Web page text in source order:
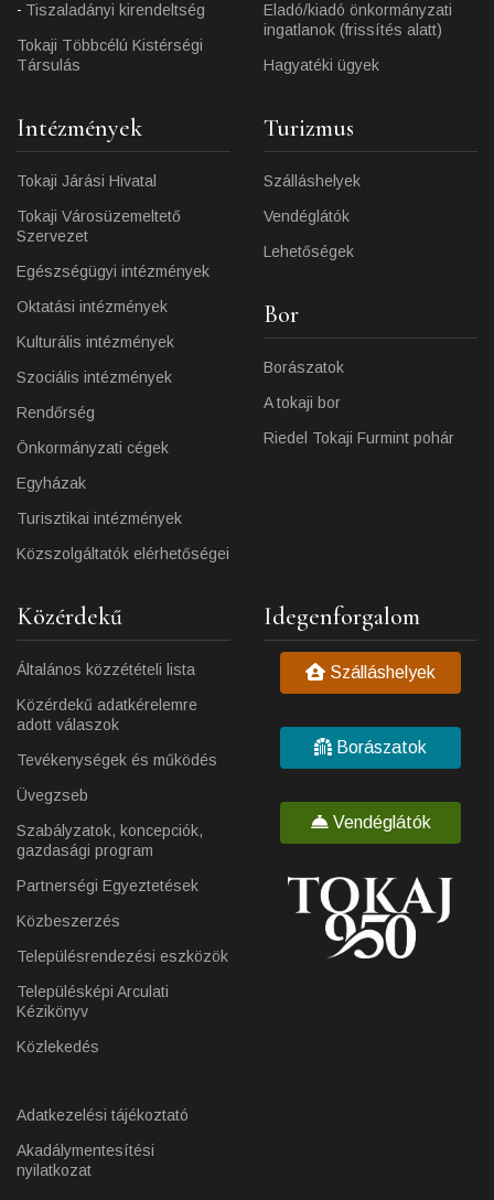
Tiszaladányi kirendeltség
Tokaji Többcélú Kistérségi
Társulás
Eladó/kiadó önkormányzati
ingatlanok (frissítés alatt)
Hagyatéki ügyek
Intézmények
Tokaji Járási Hivatal
Tokaji Városüzemeltető
Szervezet
Egészségügyi intézmények
Oktatási intézmények
Kulturális intézmények
Szociális intézmények
Rendőrség
Önkormányzati cégek
Egyházak
Turisztikai intézmények
Közszolgáltatók elérhetőségei
Turizmus
Szálláshelyek
Vendéglátók
Lehetőségek
Bor
Borászatok
A tokaji bor
Riedel Tokaji Furmint pohár
Közérdekű
Általános közzétételi lista
Közérdekű adatkérelemre
adott válaszok
Tevékenységek és működés
Üvegzseb
Szabályzatok, koncepciók,
gazdasági program
Partnerségi Egyeztetések
Közbeszerzés
Településrendezési eszközök
Településképi Arculati
Kézikönyv
Közlekedés
Adatkezelési tájékoztató
Akadálymentesítési
nyilatkozat
Idegenforgalom
Szálláshelyek
Borászatok
Vendéglátók